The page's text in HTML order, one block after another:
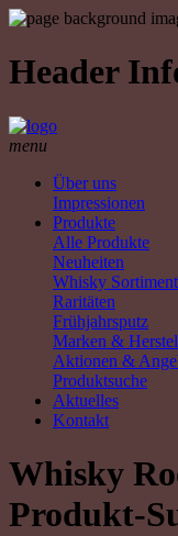
Header
menu
Über uns
Impressionen
Produkte
Alle Produkte
Neuheiten
Whisky Sortiment
Raritäten
Frühjahrsputz
Marken &
Aktionen &
Produktsuche
Aktuelles
Kontakt
Whisky
Produkt-